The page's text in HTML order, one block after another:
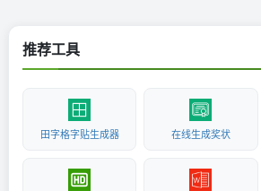
推荐工具
田字格字贴生成器 在线生成奖状